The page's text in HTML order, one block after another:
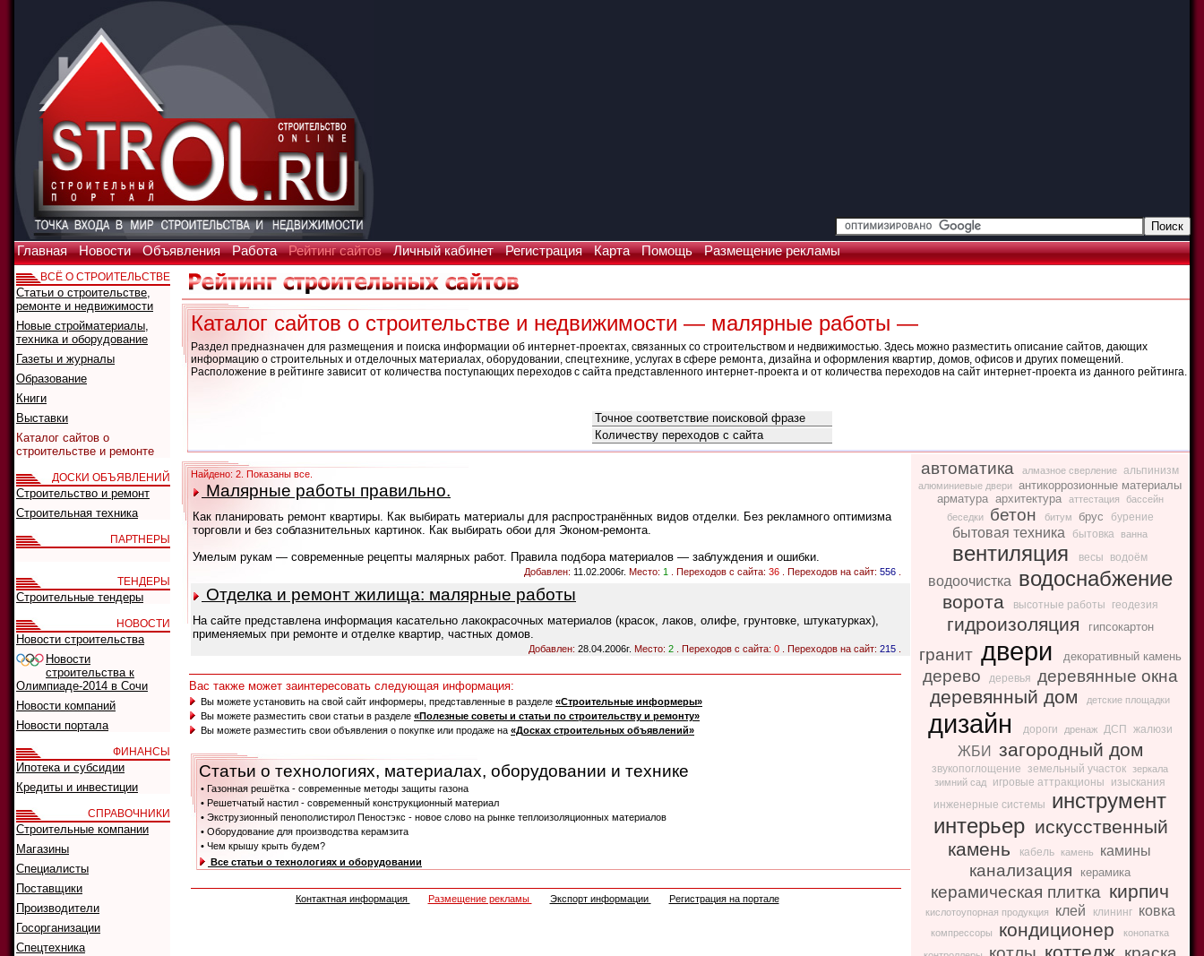
Главная Новости Объявления Работа Рейтинг сайтов Личный кабинет Регистрация Карта Помощь Размещение рекламы
Каталог сайтов о строительстве и недвижимости — малярные работы —
Раздел предназначен для размещения и поиска информации об интернет-проектах, связанных со строительством и недвижимостью. Здесь можно разместить описание сайтов, дающих
информацию о строительных и отделочных материалах, оборудовании, спецтехнике, услугах в сфере ремонта, дизайна и оформления квартир, домов, офисов и других помещений.
Расположение в рейтинге зависит от количества поступающих переходов с сайта представленного интернет-проекта и от количества переходов на сайт интернет-проекта из данного рейтинга.
автоматика алмазное сверление альпинизм
алюминиевые двери антикоррозионные материалы
арматура архитектура аттестация
бассейн
беседки
бетон битум брус бурение
бытовая техника бытовка ванна
вентиляция весы водоём
водоочистка водоснабжение
ворота высотные работы геодезия
гидроизоляция гипсокартон
гранит двери декоративный камень
дерево деревья деревянные окна
деревянный дом детские площадки
дизайн дороги дренаж ДСП жалюзи
ЖБИ загородный дом
звукопоглощение земельный участок
зеркала
зимний сад
игровые аттракционы
изыскания
инженерные системы
инструмент
интерьер искусственный
камень
кабель камень камины
канализация керамика
керамическая плитка кирпич
кислотоупорная продукция клей клининг ковка
компрессоры кондиционер конопатка
Найдено: 2. Показаны все.
Малярные работы правильно.
Как планировать ремонт квартиры. Как выбирать материалы для распространённых видов отделки. Без рекламного оптимизма
торговли и без соблазнительных картинок. Как выбирать обои для Эконом-ремонта.
Умелым рукам — современные рецепты малярных работ. Правила подбора материалов — заблуждения и ошибки.
Добавлен: 11.02.2006г. Место: 1 . Переходов с сайта: 36 . Переходов на сайт: 556
Отделка и ремонт жилища: малярные работы
На сайте представлена информация касательно лакокрасочных материалов (красок, лаков, олифе, грунтовке, штукатурках),
применяемых при ремонте и отделке квартир, частных домов.
Добавлен: 28.04.2006г. Место: 2 . Переходов с сайта: 0 . Переходов на сайт: 215
Вас также может заинтересовать следующая информация:
Вы можете установить на свой сайт информеры, представленные в разделе «Строительные информеры»
Вы можете разместить свои статьи в разделе «Полезные советы и статьи по строительству и ремонту»
Вы можете разместить свои объявления о покупке или продаже на «Досках строительных объявлений»
Статьи о технологиях, материалах, оборудовании и технике
• Газонная решётка - современные методы защиты газона
• Решетчатый настил - современный конструкционный материал
• Экструзионный пенополистирол Пеностэкс - новое слово на рынке теплоизоляционных материалов
• Оборудование для производства керамзита
• Чем крышу крыть будем?
Все статьи о технологиях и оборудовании
Контактная информация Размещение рекламы Экспорт информации Регистрация на портале
ВСЁ О СТРОИТЕЛЬСТВЕ
Статьи о строительстве,
ремонте и недвижимости
Новые стройматериалы,
техника и оборудование
Газеты и журналы
Образование
Книги
Выставки
Каталог сайтов о
строительстве и ремонте
ДОСКИ ОБЪЯВЛЕНИЙ
Строительство и ремонт
Строительная техника
ПАРТНЕРЫ
ТЕНДЕРЫ
Строительные тендеры
НОВОСТИ
Новости строительства
Новости
строительства к
Олимпиаде-2014 в Сочи
Новости компаний
Новости портала
ФИНАНСЫ
Ипотека и субсидии
Кредиты и инвестиции
СПРАВОЧНИКИ
Строительные компании
Магазины
Специалисты
Поставщики
Производители
Госорганизации
Спецтехника